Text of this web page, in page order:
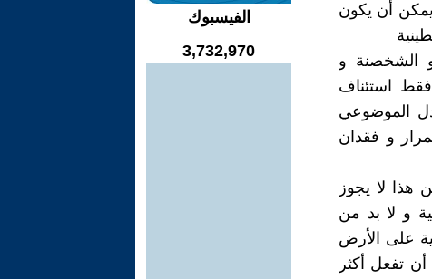
أن يكون
الشخصنة و
استئناف
الموضوعي
و فقدان
لا يجوز
و لا بد من
على الأرض
أن تفعل أكثر
الفيسبوك
3,732,970